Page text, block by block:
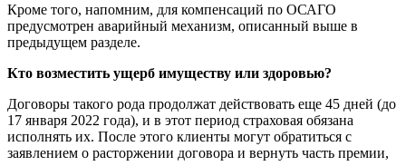
Кроме того, напомним, для компенсаций по ОСАГО
предусмотрен аварийный механизм, описанный выше в
предыдущем разделе.
Кто возместить ущерб имуществу или здоровью?
Договоры такого рода продолжат действовать еще 45 дней (до
17 января 2022 года), и в этот период страховая обязана
исполнять их. После этого клиенты могут обратиться с
заявлением о расторжении договора и вернуть часть премии,